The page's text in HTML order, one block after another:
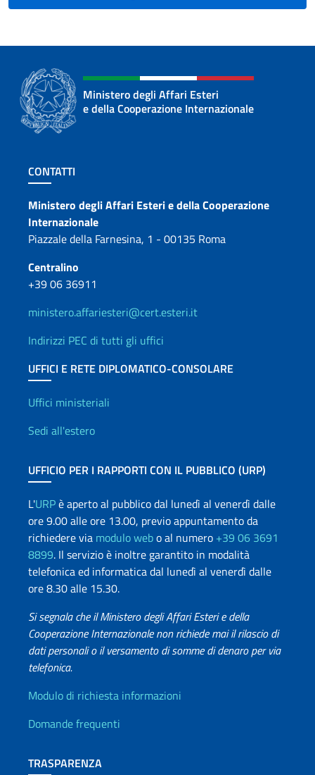
Ministero degli Affari Esteri
e della Cooperazione Internazionale
Sezione footer
CONTATTI
Contatti
Ministero degli Affari Esteri e della Cooperazione
Internazionale
Piazzale della Farnesina, 1 - 00135 Roma
Centralino
+39 06 36911
ministero.affariesteri@cert.esteri.it
Indirizzi PEC di tutti gli uffici
UFFICI E RETE DIPLOMATICO-CONSOLARE
Uffici e Rete diplomatica
Uffici ministeriali
Sedi all'estero
UFFICIO PER I RAPPORTI CON IL PUBBLICO (URP)
L'URPè aperto al pubblico dal lunedì al venerdì dalle
ore 9.00 alle ore 13.00, previo appuntamento da
richiedere via modulo webo al numero +39 06 3691
8899. Il servizio è inoltre garantito in modalità
telefonica ed informatica dal lunedì al venerdì dalle
ore 8.30 alle 15.30.
Si segnala che il Ministero degli Affari Esteri e della
Cooperazione Internazionale non richiede mai il rilascio di
dati personali o il versamento di somme di denaro per via
telefonica.
Info utili
Modulo di richiesta informazioni
Domande frequenti
TRASPARENZA